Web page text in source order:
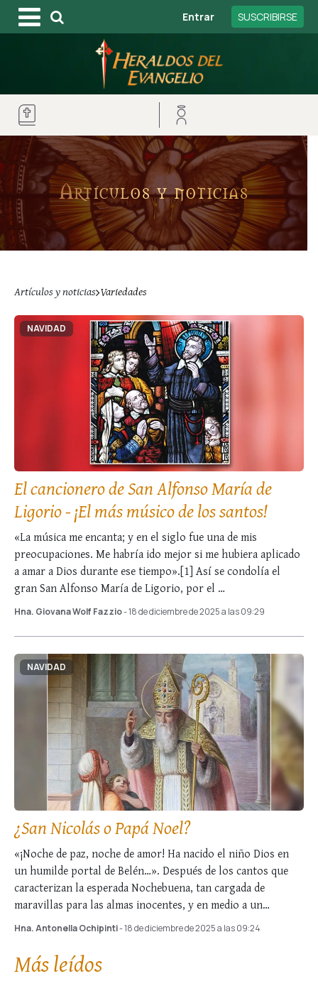
Entrar SUSCRIBIRSE
Artículos y noticias
Artículos y noticias Variedades
NAVIDAD
El cancionero de San Alfonso María de
Ligorio - ¡El más músico de los santos!
«La música me encanta; y en el siglo fue una de mis
preocupaciones. Me habría ido mejor si me hubiera aplicado
a amar a Dios durante ese tiempo».[1] Así se condolía el
gran San Alfonso María de Ligorio, por el …
Hna. Giovana Wolf Fazzio- 18 de diciembre de 2025 a las 09:29
NAVIDAD
¿San Nicolás o Papá Noel?
«¡Noche de paz, noche de amor! Ha nacido el niño Dios en
un humilde portal de Belén…». Después de los cantos que
caracterizan la esperada Nochebuena, tan cargada de
maravillas para las almas inocentes, y en medio a un
ambiente …
Hna. Antonella Ochipinti- 18 de diciembre de 2025 a las 09:24
Más leídos